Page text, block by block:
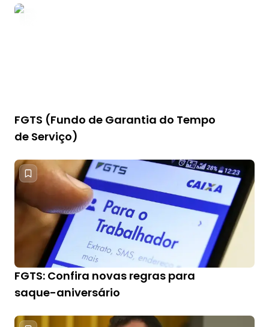
FGTS (Fundo de Garantia do Tempo
de Serviço)
FGTS: Confira novas regras para
saque-aniversário